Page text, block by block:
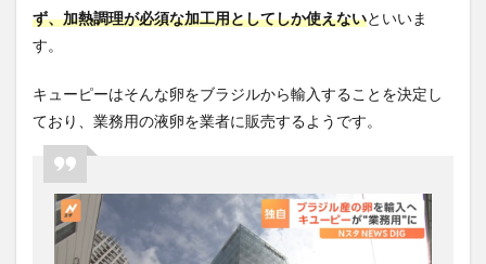
ず、加熱調理が必須な加工用としてしか使えないといいま
す。
キューピーはそんな卵をブラジルから輸入することを決定し
ており、業務用の液卵を業者に販売するようです。